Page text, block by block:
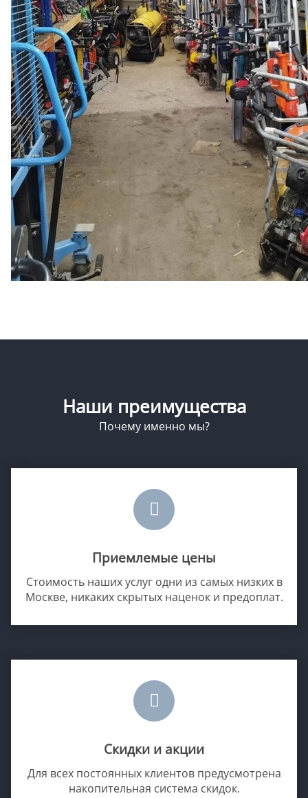
Наши преимущества
Почему именно мы?
Приемлемые цены
Стоимость наших услуг одни из самых низких в
Москве, никаких скрытых наценок и предоплат.
Скидки и акции
Для всех постоянных клиентов предусмотрена
накопительная система скидок.